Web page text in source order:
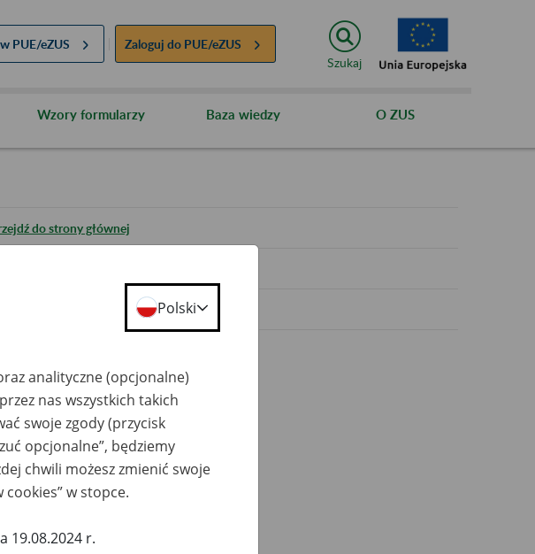
PUE/eZUS Zaloguj do PUE/eZUS
Szukaj
Wzory formularzy Baza wiedzy O ZUS
do strony głównej
Polski
analityczne (opcjonalne)
nas wszystkich takich
swoje zgody (przycisk
opcjonalne”, będziemy
chwili możesz zmienić swoje
w stopce.
19.08.2024 r.